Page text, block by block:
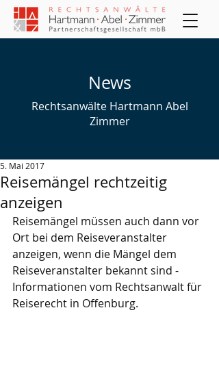
News
Rechtsanwälte Hartmann Abel
Zimmer
Reisemängel rechtzeitig
anzeigen
5. Mai 2017
Reisemängel müssen auch dann vor
Ort bei dem Reiseveranstalter
anzeigen, wenn die Mängel dem
Reiseveranstalter bekannt sind -
Informationen vom Rechtsanwalt für
Reiserecht in Offenburg.